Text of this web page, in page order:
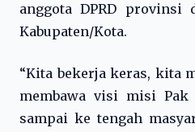
anggota DPRD provinsi
Kabupaten/Kota.
“Kita bekerja keras, kita
membawa visi misi
sampai ke tengah